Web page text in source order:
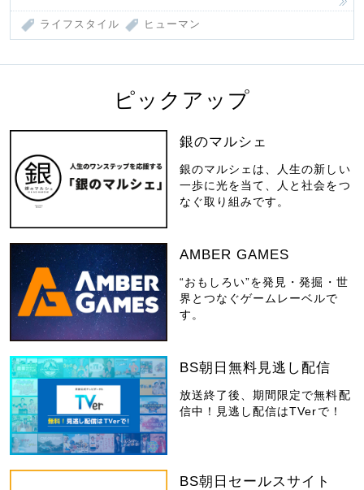
ライフスタイル ヒューマン
ピックアップ
銀のマルシェ
銀のマルシェは、人生の新しい
一歩に光を当て、人と社会をつ
なぐ取り組みです。
AMBER GAMES
“おもしろい”を発見・発掘・世
界とつなぐゲームレーベルで
す。
BS朝日無料見逃し配信
放送終了後、期間限定で無料配
信中！見逃し配信はTVerで！
BS朝日セールスサイト